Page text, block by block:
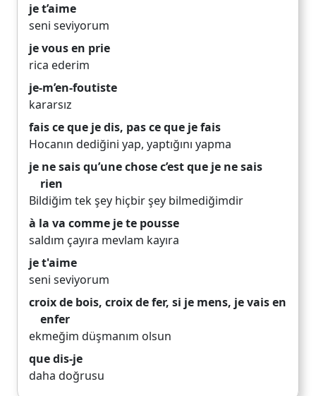
je t’aime
seni seviyorum
je vous en prie
rica ederim
je-m’en-foutiste
kararsız
fais ce que je dis, pas ce que je fais
Hocanın dediğini yap, yaptığını yapma
je ne sais qu’une chose c’est que je ne sais
rien
Bildiğim tek şey hiçbir şey bilmediğimdir
à la va comme je te pousse
saldım çayıra mevlam kayıra
je t'aime
seni seviyorum
croix de bois, croix de fer, si je mens, je vais en
enfer
ekmeğim düşmanım olsun
que dis-je
daha doğrusu